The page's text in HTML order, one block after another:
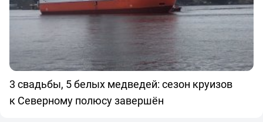
3 свадьбы, 5 белых медведей: сезон круизов
к Северному полюсу завершён